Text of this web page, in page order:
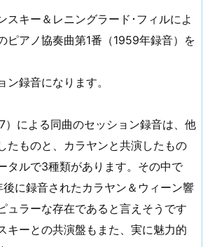
スキー＆レニングラード･フィルによ
ピアノ協奏曲第1番（1959年録音）を
録音になります。
）による同曲のセッション録音は、他
たものと、カラヤンと共演したもの
タルで3種類があります。その中で
に録音されたカラヤン＆ウィーン響
ュラーな存在であると言えそうです
キーとの共演盤もまた、実に魅力的